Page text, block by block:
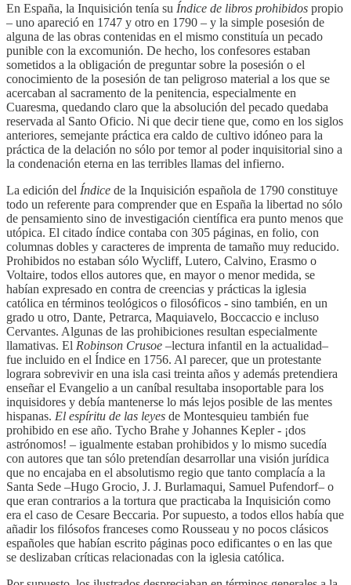
En España, la Inquisición tenía su Índice de libros prohibidos propio
– uno apareció en 1747 y otro en 1790 – y la simple posesión de
alguna de las obras contenidas en el mismo constituía un pecado
punible con la excomunión. De hecho, los confesores estaban
sometidos a la obligación de preguntar sobre la posesión o el
conocimiento de la posesión de tan peligroso material a los que se
acercaban al sacramento de la penitencia, especialmente en
Cuaresma, quedando claro que la absolución del pecado quedaba
reservada al Santo Oficio. Ni que decir tiene que, como en los siglos
anteriores, semejante práctica era caldo de cultivo idóneo para la
práctica de la delación no sólo por temor al poder inquisitorial sino a
la condenación eterna en las terribles llamas del infierno.
La edición del Índice de la Inquisición española de 1790 constituye
todo un referente para comprender que en España la libertad no sólo
de pensamiento sino de investigación científica era punto menos que
utópica. El citado índice contaba con 305 páginas, en folio, con
columnas dobles y caracteres de imprenta de tamaño muy reducido.
Prohibidos no estaban sólo Wycliff, Lutero, Calvino, Erasmo o
Voltaire, todos ellos autores que, en mayor o menor medida, se
habían expresado en contra de creencias y prácticas la iglesia
católica en términos teológicos o filosóficos - sino también, en un
grado u otro, Dante, Petrarca, Maquiavelo, Boccaccio e incluso
Cervantes. Algunas de las prohibiciones resultan especialmente
llamativas. El Robinson Crusoe –lectura infantil en la actualidad–
fue incluido en el Índice en 1756. Al parecer, que un protestante
lograra sobrevivir en una isla casi treinta años y además pretendiera
enseñar el Evangelio a un caníbal resultaba insoportable para los
inquisidores y debía mantenerse lo más lejos posible de las mentes
hispanas. El espíritu de las leyes de Montesquieu también fue
prohibido en ese año. Tycho Brahe y Johannes Kepler - ¡dos
astrónomos! – igualmente estaban prohibidos y lo mismo sucedía
con autores que tan sólo pretendían desarrollar una visión jurídica
que no encajaba en el absolutismo regio que tanto complacía a la
Santa Sede –Hugo Grocio, J. J. Burlamaqui, Samuel Pufendorf– o
que eran contrarios a la tortura que practicaba la Inquisición como
era el caso de Cesare Beccaria. Por supuesto, a todos ellos había que
añadir los filósofos franceses como Rousseau y no pocos clásicos
españoles que habían escrito páginas poco edificantes o en las que
se deslizaban críticas relacionadas con la iglesia católica.